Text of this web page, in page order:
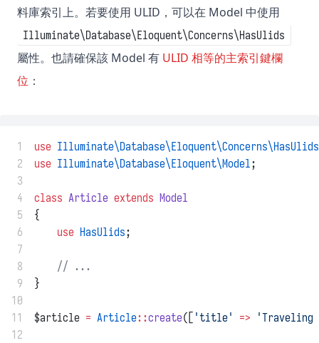
料庫索引上。若要使用 ULID，可以在 Model 中使用
Illuminate\Database\Eloquent\Concerns\HasUlids
屬性。也請確保該 Model 有 ULID 相等的主索引鍵欄
位 ：
1 use Illuminate\Database\Eloquent\Concerns\HasUlids
2
use Illuminate\Database\Eloquent\Model;
3
4
class Article extends Model
5
{
6
use HasUlids;
7
8
// ...
9
}
10
11
$article = Article::create([ 'title' =>
12